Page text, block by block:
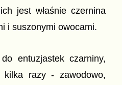
jest właśnie czernina
i suszonymi owocami.
entuzjastek czarniny,
kilka razy - zawodowo,